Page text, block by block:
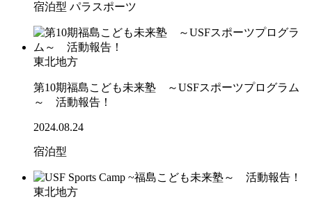
宿泊型 パラスポーツ
東北地方
第10期福島こども未来塾 ～USFスポーツプログラム
～ 活動報告！
2024.08.24
宿泊型
東北地方